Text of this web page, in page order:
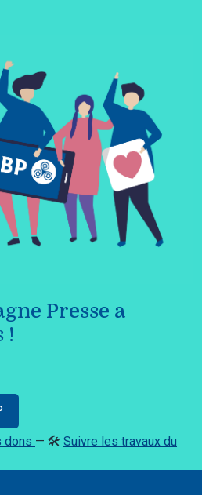
Presse a
!
dons — 🛠️ Suivre les travaux du